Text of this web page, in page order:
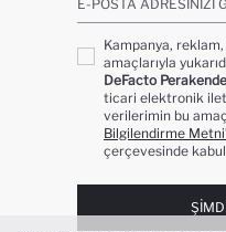
E-POSTA ADRESINIZI
Kampanya, reklam,
amaçlarıyla
DeFacto
ticari elektronik
verilerimin bu
Bilgilendirme
çerçevesinde